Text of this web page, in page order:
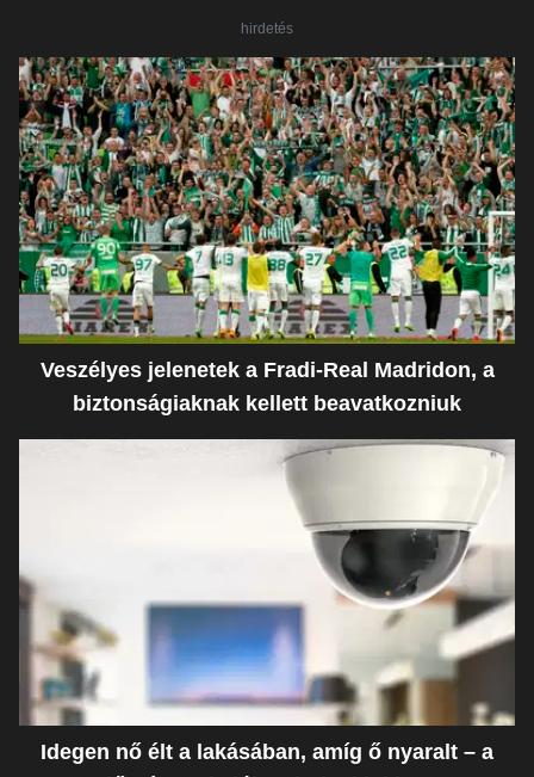
hirdetés
Veszélyes jelenetek a Fradi-Real Madridon, a
biztonságiaknak kellett beavatkozniuk
Idegen nő élt a lakásában, amíg ő nyaralt – a